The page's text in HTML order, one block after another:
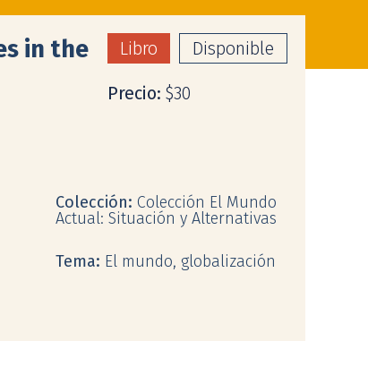
in the
Libro Disponible
Precio: $30
Colección: Colección El Mundo
Actual: Situación y Alternativas
Tema: El mundo, globalización